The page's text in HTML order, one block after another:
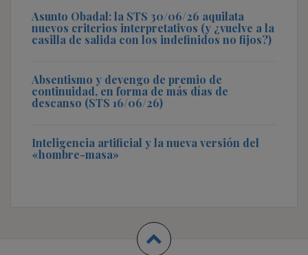
Asunto Obadal: la STS 30/06/26 aquilata
nuevos criterios interpretativos (y ¿vuelve a la
casilla de salida con los indefinidos no fijos?)
Absentismo y devengo de premio de
continuidad, en forma de más días de
descanso (STS 16/06/26)
Inteligencia artificial y la nueva versión del
«hombre-masa»